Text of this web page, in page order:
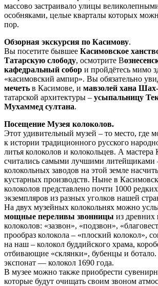
массово застраивало улицы
особняками, целые кварталы которых
пор.
Обзорная экскурсия по Касимову.
Вы посетите бывшее Касимовское
Татарскую слободу, осмотрите В
кафедральный собор и пройдётесь мимо
«касимовский ампир». Вы обязательно
мечеть в Касимове, и мавзолей хана
татарской архитектуры – усыпальницу
Мухаммед султана.
Посещение Музея колоколов.
Этот удивительный музей – то место, где
к истории традиционного русского
литья колоколов и колокольцев. А мастера
считались самыми лучшими литейщиками
колокольных заводов на этой земле
кустарных производств. Ныне в
колоколов представлено почти 1000
экземпляров из разных уголков нашей
На двух музейных колокольнях можно
мощные переливы звонницы из
колоколов: «зазвон», «подзвон»,
прообраз колокола – «плоский колокол»,
на наш – колокол буддийского храма,
отбивающие «склянки», бубенцы и
экспонат — колокол 1690 года.
В музее можно также приобрести
которые будут очищать своим звоном